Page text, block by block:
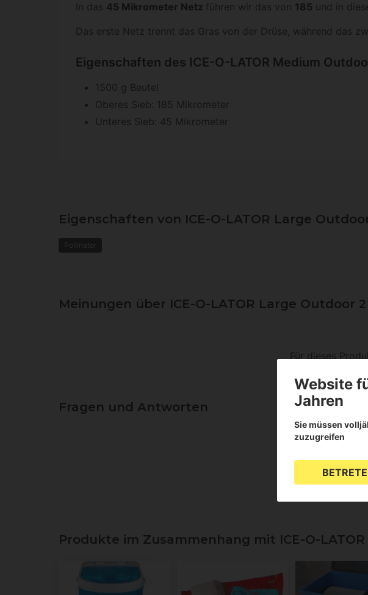
In das 45 Mikrometer Netz führen wir das von 185 und in
Das erste Netz trennt das Gras von der Drüse, während das
Eigenschaften des ICE-O-LATOR Medium
1500 g Beutel
Oberes Sieb: 185 Mikrometer
Unteres Sieb: 45 Mikrometer
Eigenschaften von ICE-O-LATOR Large
Pollinator
Meinungen über ICE-O-LATOR Large Outdoor
Für dieses
Fragen und Antworten
Alle
Produkte im Zusammenhang mit ICE-O-
Website
Jahren
Sie müssen
zuzugreifen